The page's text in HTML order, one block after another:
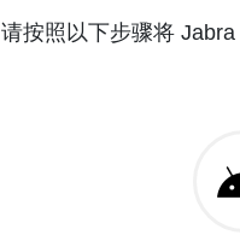
请按照以下步骤将